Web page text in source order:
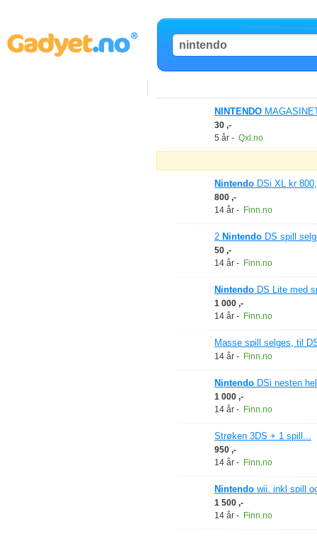
NINTENDO
30 ,-
5 år - Qxl.no
Nintendo DSi XL kr
800 ,-
14 år - Finn.no
2 Nintendo DS spill
50 ,-
14 år - Finn.no
Nintendo DS Lite med
1 000 ,-
14 år - Finn.no
Masse spill selges, til
14 år - Finn.no
Nintendo DSi nesten
1 000 ,-
14 år - Finn.no
Strøken 3DS + 1 spill...
950 ,-
14 år - Finn.no
Nintendo wii. inkl spill
1 500 ,-
14 år - Finn.no